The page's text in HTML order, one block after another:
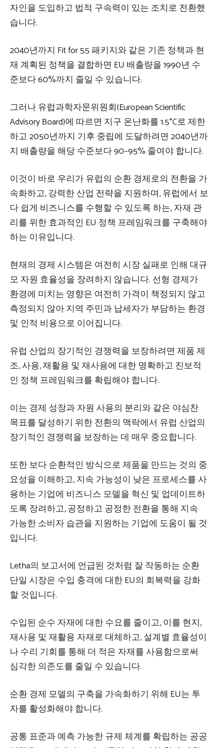
자인을 도입하고 법적 구속력이 있는 조치로 전환했
습니다.
2040년까지 Fit for 55 패키지와 같은 기존 정책과 현
재 계획된 정책을 결합하면 EU 배출량을 1990년 수
준보다 60%까지 줄일 수 있습니다.
그러나 유럽과학자문위원회(European Scientific
Advisory Board)에 따르면 지구 온난화를 1.5°C로 제한
하고 2050년까지 기후 중립에 도달하려면 2040년까
지 배출량을 해당 수준보다 90~95% 줄여야 합니다.
이것이 바로 우리가 유럽의 순환 경제로의 전환을 가
속화하고, 강력한 산업 전략을 지원하며, 유럽에서 보
다 쉽게 ​​비즈니스를 수행할 수 있도록 하는, 자재 관
리를 위한 효과적인 EU 정책 프레임워크를 구축해야
하는 이유입니다.
현재의 경제 시스템은 여전히 ​​시장 실패로 인해 대규
모 자원 효율성을 장려하지 않습니다. 선형 경제가
환경에 미치는 영향은 여전히 ​​가격이 책정되지 않고
측정되지 않아 지역 주민과 납세자가 부담하는 환경
및 인적 비용으로 이어집니다.
유럽 ​​산업의 장기적인 경쟁력을 보장하려면 제품 제
조, 사용, 재활용 및 재사용에 대한 명확하고 진보적
인 정책 프레임워크를 확립해야 합니다.
이는 경제 성장과 자원 사용의 분리와 같은 야심찬
목표를 달성하기 위한 전환의 맥락에서 유럽 산업의
장기적인 경쟁력을 보장하는 데 매우 중요합니다.
또한 보다 순환적인 방식으로 제품을 만드는 것의 중
요성을 이해하고, 지속 가능성이 낮은 프로세스를 사
용하는 기업에 비즈니스 모델을 혁신 및 업데이트하
도록 장려하고, 공정하고 공정한 전환을 통해 지속
가능한 소비자 습관을 지원하는 기업에 도움이 될 것
입니다.
Letha의 보고서에 언급된 것처럼 잘 작동하는 순환
단일 시장은 수입 충격에 대한 EU의 회복력을 강화
할 것입니다.
수입된 순수 자재에 대한 수요를 줄이고, 이를 현지,
재사용 및 재활용 자재로 대체하고, 설계별 효율성이
나 수리 기회를 통해 더 적은 자재를 사용함으로써
심각한 의존도를 줄일 수 있습니다.
순환 경제 모델의 구축을 가속화하기 위해 EU는 투
자를 활성화해야 합니다.
공통 표준과 예측 가능한 규제 체계를 확립하는 공공